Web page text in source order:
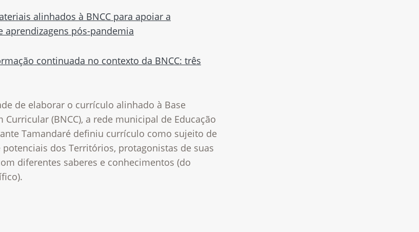
alinhados à BNCC para apoiar a
aprendizagens pós-pandemia
continuada no contexto da BNCC: três
de elaborar o currículo alinhado à Base
Curricular (BNCC), a rede municipal de Educação
Tamandaré definiu currículo como sujeito de
dos Territórios, protagonistas de suas
diferentes saberes e conhecimentos (do